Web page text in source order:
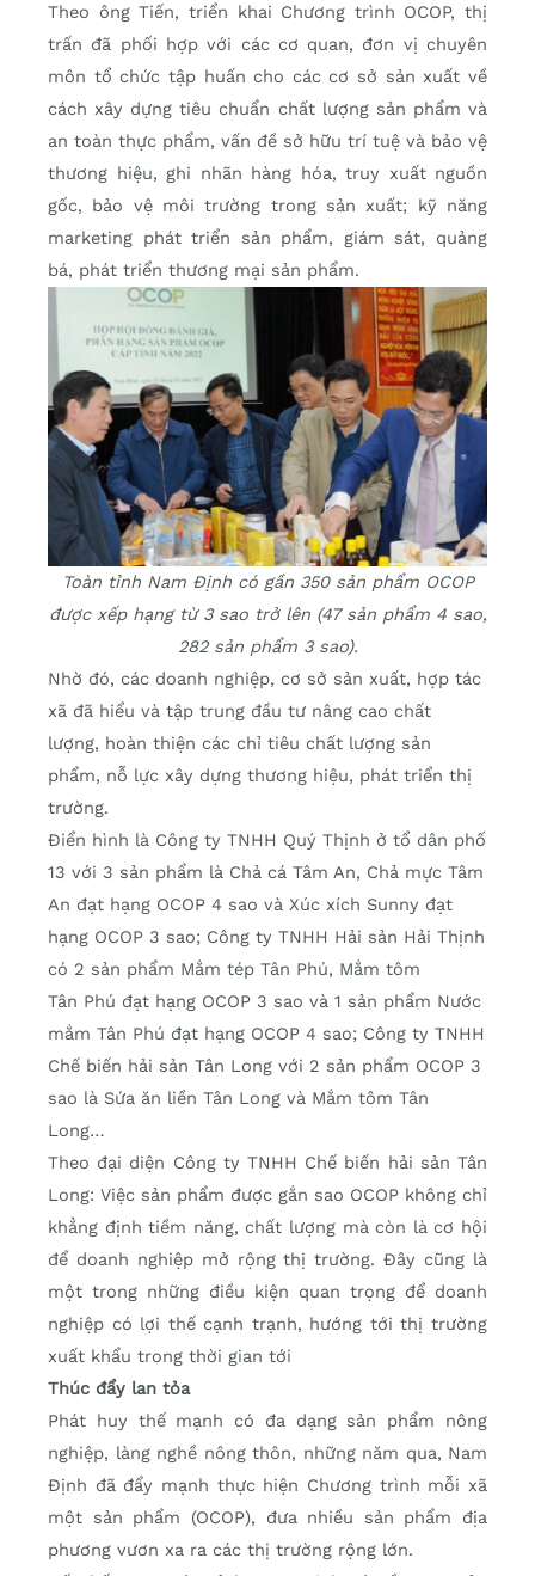
Theo ông Tiến, triển khai Chương trình OCOP, thị
trấn đã phối hợp với các cơ quan, đơn vị chuyên
môn tổ chức tập huấn cho các cơ sở sản xuất về
cách xây dựng tiêu chuẩn chất lượng sản phẩm và
an toàn thực phẩm, vấn đề sở hữu trí tuệ và bảo vệ
thương hiệu, ghi nhãn hàng hóa, truy xuất nguồn
gốc, bảo vệ môi trường trong sản xuất; kỹ năng
marketing phát triển sản phẩm, giám sát, quảng
bá, phát triển thương mại sản phẩm.
Toàn tỉnh Nam Định có gần 350 sản phẩm OCOP
được xếp hạng từ 3 sao trở lên (47 sản phẩm 4 sao,
282 sản phẩm 3 sao).
Nhờ đó, các doanh nghiệp, cơ sở sản xuất, hợp tác
xã đã hiểu và tập trung đầu tư nâng cao chất
lượng, hoàn thiện các chỉ tiêu chất lượng sản
phẩm, nỗ lực xây dựng thương hiệu, phát triển thị
trường.
Điển hình là Công ty TNHH Quý Thịnh ở tổ dân phố
13 với 3 sản phẩm là Chả cá Tâm An, Chả mực Tâm
An đạt hạng OCOP 4 sao và Xúc xích Sunny đạt
hạng OCOP 3 sao; Công ty TNHH Hải sản Hải Thịnh
có 2 sản phẩm Mắm tép Tân Phú, Mắm tôm
Tân Phú đạt hạng OCOP 3 sao và 1 sản phẩm Nước
mắm Tân Phú đạt hạng OCOP 4 sao; Công ty TNHH
Chế biến hải sản Tân Long với 2 sản phẩm OCOP 3
sao là Sứa ăn liền Tân Long và Mắm tôm Tân
Long…
Theo đại diện Công ty TNHH Chế biến hải sản Tân
Long: Việc sản phẩm được gắn sao OCOP không chỉ
khẳng định tiềm năng, chất lượng mà còn là cơ hội
để doanh nghiệp mở rộng thị trường. Đây cũng là
một trong những điều kiện quan trọng để doanh
nghiệp có lợi thế cạnh trạnh, hướng tới thị trường
xuất khẩu trong thời gian tới
Thúc đẩy lan tỏa
Phát huy thế mạnh có đa dạng sản phẩm nông
nghiệp, làng nghề nông thôn, những năm qua, Nam
Định đã đẩy mạnh thực hiện Chương trình mỗi xã
một sản phẩm (OCOP), đưa nhiều sản phẩm địa
phương vươn xa ra các thị trường rộng lớn.